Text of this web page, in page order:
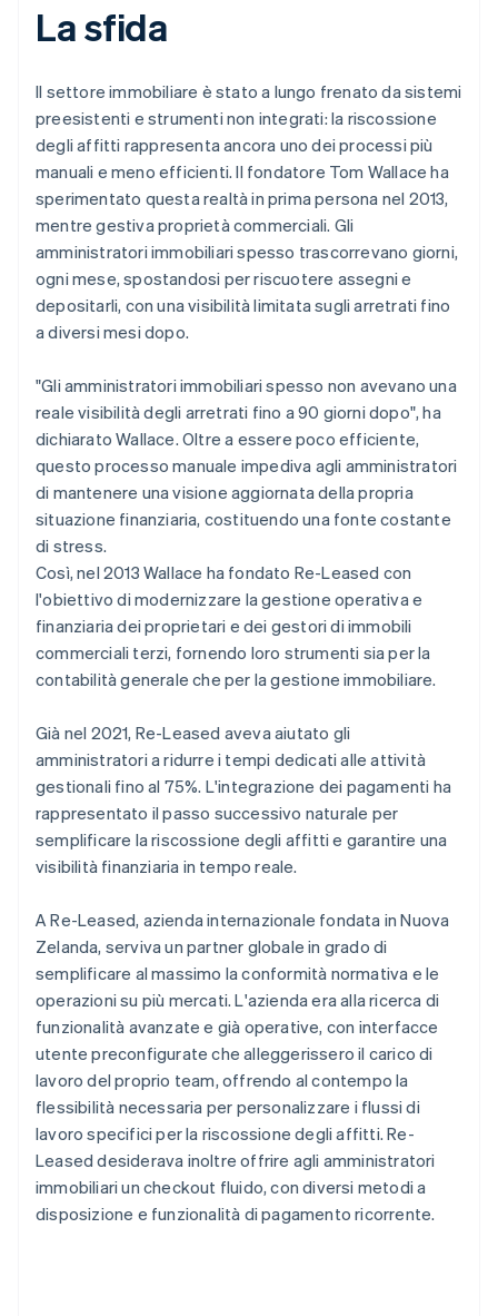
La sfida
Il settore immobiliare è stato a lungo frenato da sistemi
preesistenti e strumenti non integrati: la riscossione
degli affitti rappresenta ancora uno dei processi più
manuali e meno efficienti. Il fondatore Tom Wallace ha
sperimentato questa realtà in prima persona nel 2013,
mentre gestiva proprietà commerciali. Gli
amministratori immobiliari spesso trascorrevano giorni,
ogni mese, spostandosi per riscuotere assegni e
depositarli, con una visibilità limitata sugli arretrati fino
a diversi mesi dopo.
"Gli amministratori immobiliari spesso non avevano una
reale visibilità degli arretrati fino a 90 giorni dopo", ha
dichiarato Wallace. Oltre a essere poco efficiente,
questo processo manuale impediva agli amministratori
di mantenere una visione aggiornata della propria
situazione finanziaria, costituendo una fonte costante
di stress.
Così, nel 2013 Wallace ha fondato Re-Leased con
l'obiettivo di modernizzare la gestione operativa e
finanziaria dei proprietari e dei gestori di immobili
commerciali terzi, fornendo loro strumenti sia per la
contabilità generale che per la gestione immobiliare.
Già nel 2021, Re-Leased aveva aiutato gli
amministratori a ridurre i tempi dedicati alle attività
gestionali fino al 75%. L'integrazione dei pagamenti ha
rappresentato il passo successivo naturale per
semplificare la riscossione degli affitti e garantire una
visibilità finanziaria in tempo reale.
A Re-Leased, azienda internazionale fondata in Nuova
Zelanda, serviva un partner globale in grado di
semplificare al massimo la conformità normativa e le
operazioni su più mercati. L'azienda era alla ricerca di
funzionalità avanzate e già operative, con interfacce
utente preconfigurate che alleggerissero il carico di
lavoro del proprio team, offrendo al contempo la
flessibilità necessaria per personalizzare i flussi di
lavoro specifici per la riscossione degli affitti. Re-
Leased desiderava inoltre offrire agli amministratori
immobiliari un checkout fluido, con diversi metodi a
disposizione e funzionalità di pagamento ricorrente.